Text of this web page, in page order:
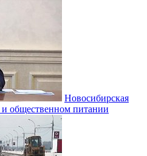
Новосибирская
и общественном питании